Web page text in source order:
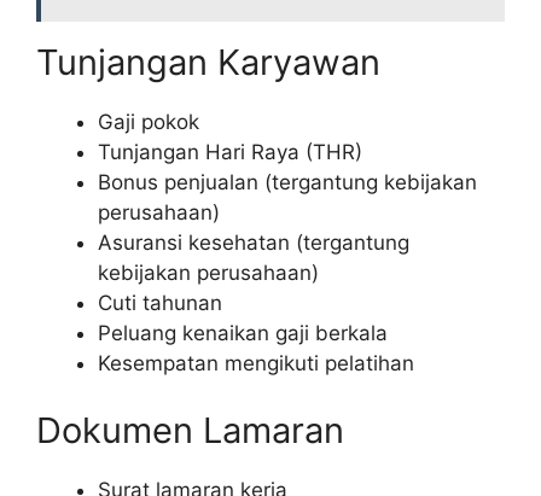
Tunjangan Karyawan
Gaji pokok
Tunjangan Hari Raya (THR)
Bonus penjualan (tergantung kebijakan
perusahaan)
Asuransi kesehatan (tergantung
kebijakan perusahaan)
Cuti tahunan
Peluang kenaikan gaji berkala
Kesempatan mengikuti pelatihan
Dokumen Lamaran
Surat lamaran kerja